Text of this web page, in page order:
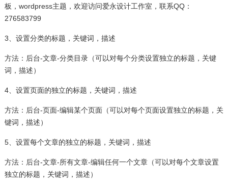
板，wordpress主题，欢迎访问爱永设计工作室，联系QQ：
276583799
3、设置分类的标题，关键词，描述
方法：后台-文章-分类目录（可以对每个分类设置独立的标题，关键
词，描述）
4、设置页面的独立的标题，关键词，描述
方法：后台-页面-编辑某个页面（可以对每个页面设置独立的标题，关
键词，描述）
5、设置每个文章的独立的标题，关键词，描述
方法：后台-文章-所有文章-编辑任何一个文章（可以对每个文章设置
独立的标题，关键词，描述）